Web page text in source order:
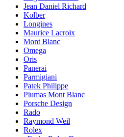
Jean Daniel Richard
Kolber
Longines
Maurice Lacroix
Mont Blanc
Omega
Oris
Panerai
Parmigiani
Patek Philippe
Plumas Mont Blanc
Porsche Design
Rado
Raymond Weil
Rolex